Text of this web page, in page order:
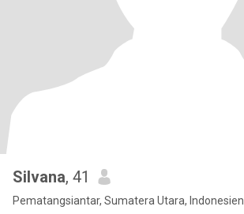
Silvana, 41
Pematangsiantar, Sumatera Utara, Indonesien